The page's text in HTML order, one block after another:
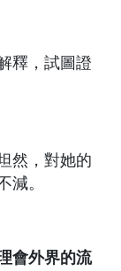
釋，試圖證
然，對她的
減。
會外界的流